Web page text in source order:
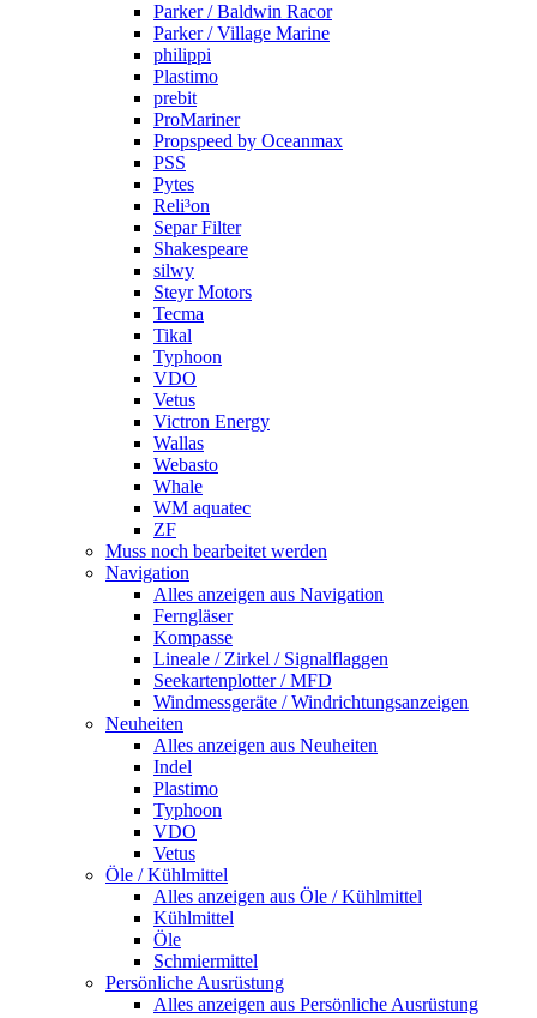
Parker / Baldwin Racor
Parker / Village Marine
philippi
Plastimo
prebit
ProMariner
Propspeed by Oceanmax
PSS
Pytes
Reli³on
Separ Filter
Shakespeare
silwy
Steyr Motors
Tecma
Tikal
Typhoon
VDO
Vetus
Victron Energy
Wallas
Webasto
Whale
WM aquatec
ZF
Muss noch bearbeitet werden
Navigation
Alles anzeigen aus Navigation
Ferngläser
Kompasse
Lineale / Zirkel / Signalflaggen
Seekartenplotter / MFD
Windmessgeräte / Windrichtungsanzeigen
Neuheiten
Alles anzeigen aus Neuheiten
Indel
Plastimo
Typhoon
VDO
Vetus
Öle / Kühlmittel
Alles anzeigen aus Öle / Kühlmittel
Kühlmittel
Öle
Schmiermittel
Persönliche Ausrüstung
Alles anzeigen aus Persönliche Ausrüstung